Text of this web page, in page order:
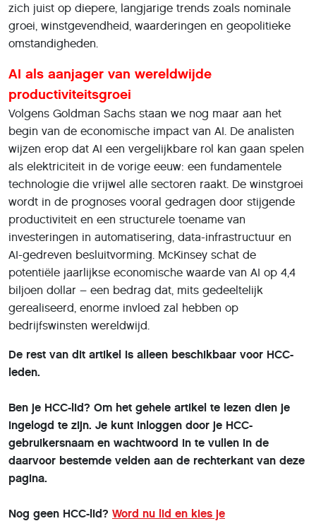
zich juist op diepere, langjarige trends zoals nominale
groei, winstgevendheid, waarderingen en geopolitieke
omstandigheden.
AI als aanjager van wereldwijde
productiviteitsgroei
Volgens Goldman Sachs staan we nog maar aan het
begin van de economische impact van AI. De analisten
wijzen erop dat AI een vergelijkbare rol kan gaan spelen
als elektriciteit in de vorige eeuw: een fundamentele
technologie die vrijwel alle sectoren raakt. De winstgroei
wordt in de prognoses vooral gedragen door stijgende
productiviteit en een structurele toename van
investeringen in automatisering, data-infrastructuur en
AI-gedreven besluitvorming. McKinsey schat de
potentiële jaarlijkse economische waarde van AI op 4,4
biljoen dollar – een bedrag dat, mits gedeeltelijk
gerealiseerd, enorme invloed zal hebben op
bedrijfswinsten wereldwijd.
De rest van dit artikel is alleen beschikbaar voor HCC-
leden.
Ben je HCC-lid? Om het gehele artikel te lezen dien je
ingelogd te zijn. Je kunt inloggen door je HCC-
gebruikersnaam en wachtwoord in te vullen in de
daarvoor bestemde velden aan de rechterkant van deze
pagina.
Nog geen HCC-lid? Word nu lid en kies je